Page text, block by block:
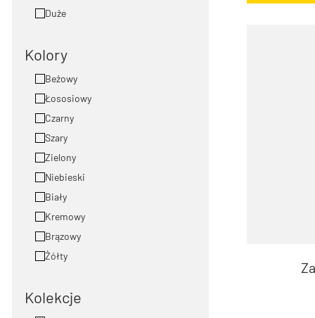
Duże
Kolory
Beżowy
Łososiowy
Czarny
Szary
Zielony
Niebieski
Biały
Kremowy
Brązowy
Żółty
Kolekcje